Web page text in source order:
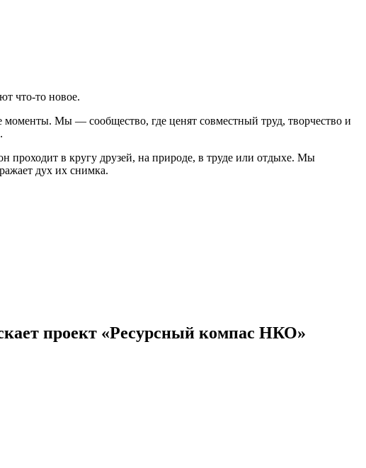
что-то новое.
моменты. Мы — сообщество, где ценят совместный труд, творчество и
проходит в кругу друзей, на природе, в труде или отдыхе. Мы
дух их снимка.
проект «Ресурсный компас НКО»